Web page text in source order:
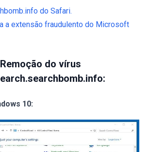
do Safari.
a extensão fraudulento do Microsoft
Remoção do vírus
10: